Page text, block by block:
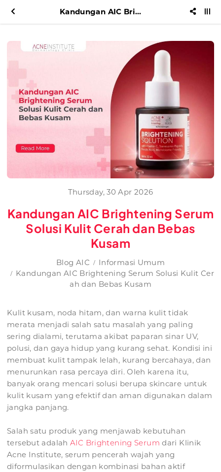
Kandungan AIC Brightening Serum Solusi Kulit Cerah dan Bebas Kusam
Thursday, 30 Apr 2026
Kandungan AIC Brightening Serum
Solusi Kulit Cerah dan Bebas
Kusam
Blog AIC
Informasi Umum
Kandungan AIC Brightening Serum Solusi Kulit Cer
ah dan Bebas Kusam
Kulit kusam, noda hitam, dan warna kulit tidak
merata menjadi salah satu masalah yang paling
sering dialami, terutama akibat paparan sinar UV,
polusi, dan gaya hidup yang kurang sehat. Kondisi ini
membuat kulit tampak lelah, kurang bercahaya, dan
menurunkan rasa percaya diri. Oleh karena itu,
banyak orang mencari solusi berupa skincare untuk
kulit kusam yang efektif dan aman digunakan dalam
jangka panjang.
Salah satu produk yang menjawab kebutuhan
tersebut adalah AIC Brightening Serum dari Klinik
Acne Institute, serum pencerah wajah yang
diformulasikan dengan kombinasi bahan aktif